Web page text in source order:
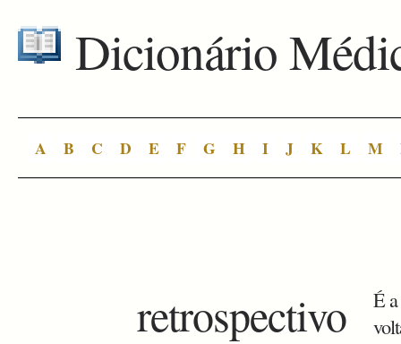
Dicionário
A B C D E F G H I J K L M
retrospectivo
É